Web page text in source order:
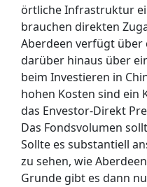
örtliche Infrastruktur
brauchen direkten
Aberdeen verfügt über
darüber hinaus über
beim Investieren in
hohen Kosten sind ein
das Envestor-Direkt
Das Fondsvolumen
Sollte es substantiell
zu sehen, wie
Grunde gibt es dann